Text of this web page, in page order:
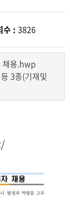
수 : 3826
채용.hwp
3종(기재및